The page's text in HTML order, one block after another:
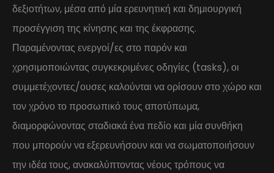
δεξιοτήτων, μέσα από μία ερευνητική και δημιουργική
προσέγγιση της κίνησης και της έκφρασης.
Παραμένοντας ενεργοί/ες στο παρόν και
χρησιμοποιώντας συγκεκριμένες οδηγίες (tasks), οι
συμμετέχοντες/ουσες καλούνται να ορίσουν στο χώρο και
τον χρόνο το προσωπικό τους αποτύπωμα,
διαμορφώνοντας σταδιακά ένα πεδίο και μία συνθήκη
που μπορούν να εξερευνήσουν και να σωματοποιήσουν
την ιδέα τους, ανακαλύπτοντας νέους τρόπους να